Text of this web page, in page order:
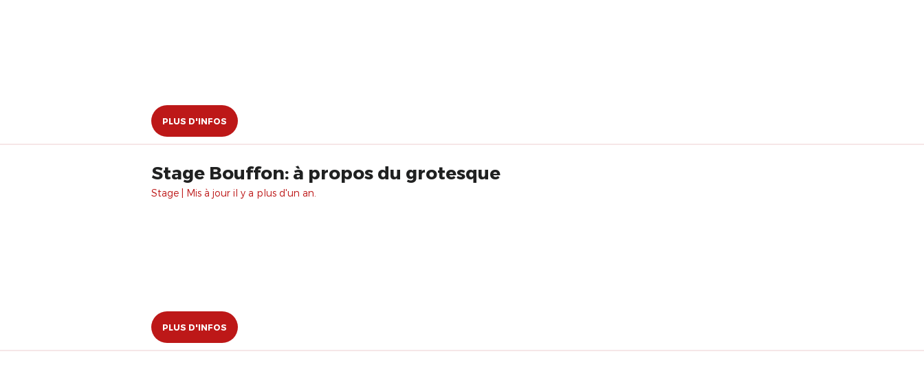
PLUS D'INFOS
Stage Bouffon: à propos du grotesque
Stage | Mis à jour il y a plus d'un an.
PLUS D'INFOS